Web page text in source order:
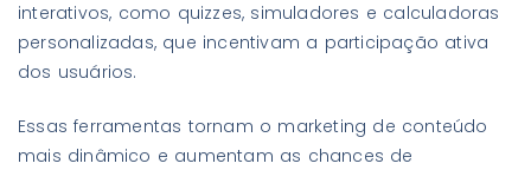
interativos, como quizzes, simuladores e calculadoras
personalizadas, que incentivam a participação ativa
dos usuários.
Essas ferramentas tornam o marketing de conteúdo
mais dinâmico e aumentam as chances de